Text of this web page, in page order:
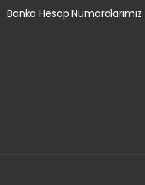
Banka Hesap Numaralarımız